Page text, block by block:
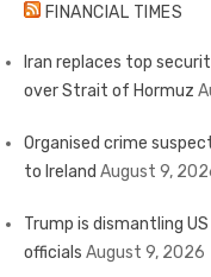
FINANCIAL TIMES
Iran replaces top
over Strait of Hormuz
Organised crime
to Ireland August 9,
Trump is dismantling
officials August 9, 2026